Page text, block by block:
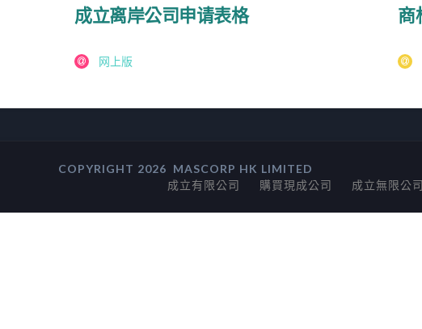
成立离岸公司申请表格
网上版
商
COPYRIGHT 2026 MASCORP HK LIMITED
成立有限公司
購買現成公司 成立無限公司